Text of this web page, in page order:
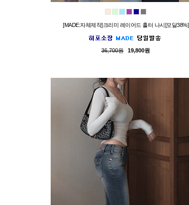
[MADE:자체제작]크리미 레이어드 홀터 나시[모달38%]
36,700원 19,800원